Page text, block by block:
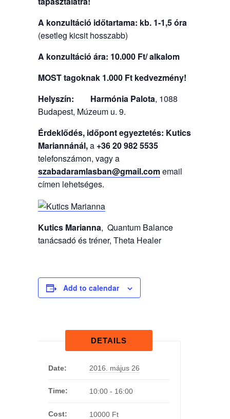
A konzultáció időtartama: kb. 1-1,5 óra
(esetleg kicsit hosszabb)
A konzultáció ára: 10.000 Ft/ alkalom
MOST tagoknak 1.000 Ft kedvezmény!
Helyszín:
Harmónia Palota, 1088
Budapest, Múzeum u. 9.
Érdeklődés, időpont egyeztetés: Kutics
Mariannánál,a +36 20 982 5535
telefonszámon, vagy a
szabadaramlasban@gmail.comemail
címen lehetséges.
Kutics Marianna, Quantum Balance
tanácsadó és tréner, Theta Healer
Add to calendar
DETAILS
Date: 2016. május 26
Time: 10:00 - 16:00
Cost: 10000 Ft